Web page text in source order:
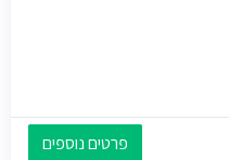
פרטים נוספים